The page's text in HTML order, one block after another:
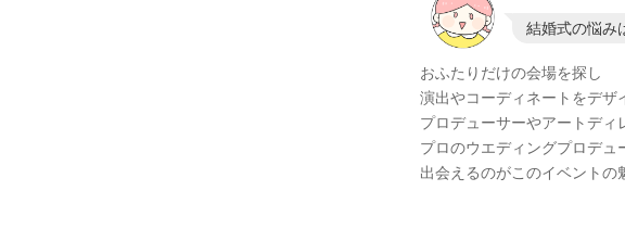
結婚式の悩み
おふたりだけの会場を探し
演出やコーディネートをデザ
プロデューサーやアートディ
プロのウエディングプロデュ
出会えるのがこのイベントの